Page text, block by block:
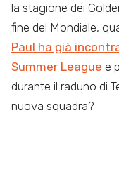
la stagione dei
fine del Mondiale,
Paul ha già
Summer League e
durante il raduno di
nuova squadra?